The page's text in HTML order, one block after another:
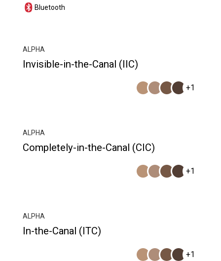
Bluetooth
ALPHA
Invisible-in-the-Canal (IIC)
+1
ALPHA
Completely-in-the-Canal (CIC)
+1
ALPHA
In-the-Canal (ITC)
+1